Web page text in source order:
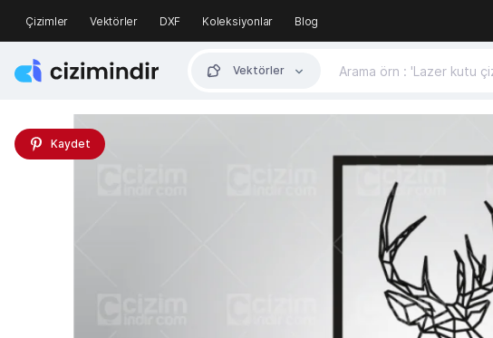
Çizimler Vektörler DXF Koleksiyonlar Blog
Vektörler
Kaydet